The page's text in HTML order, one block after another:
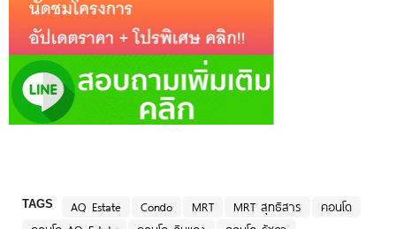
TAGS AQ Estate Condo MRT MRT สุทธิสาร
คอนโด